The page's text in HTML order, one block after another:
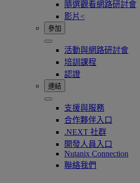
隨選觀看網路研討會
影片<
參加
活動與網路研討會
培訓課程
認證
連結
支援與服務
合作夥伴入口
.NEXT 社群
開發人員入口
Nutanix Connection
聯絡我們